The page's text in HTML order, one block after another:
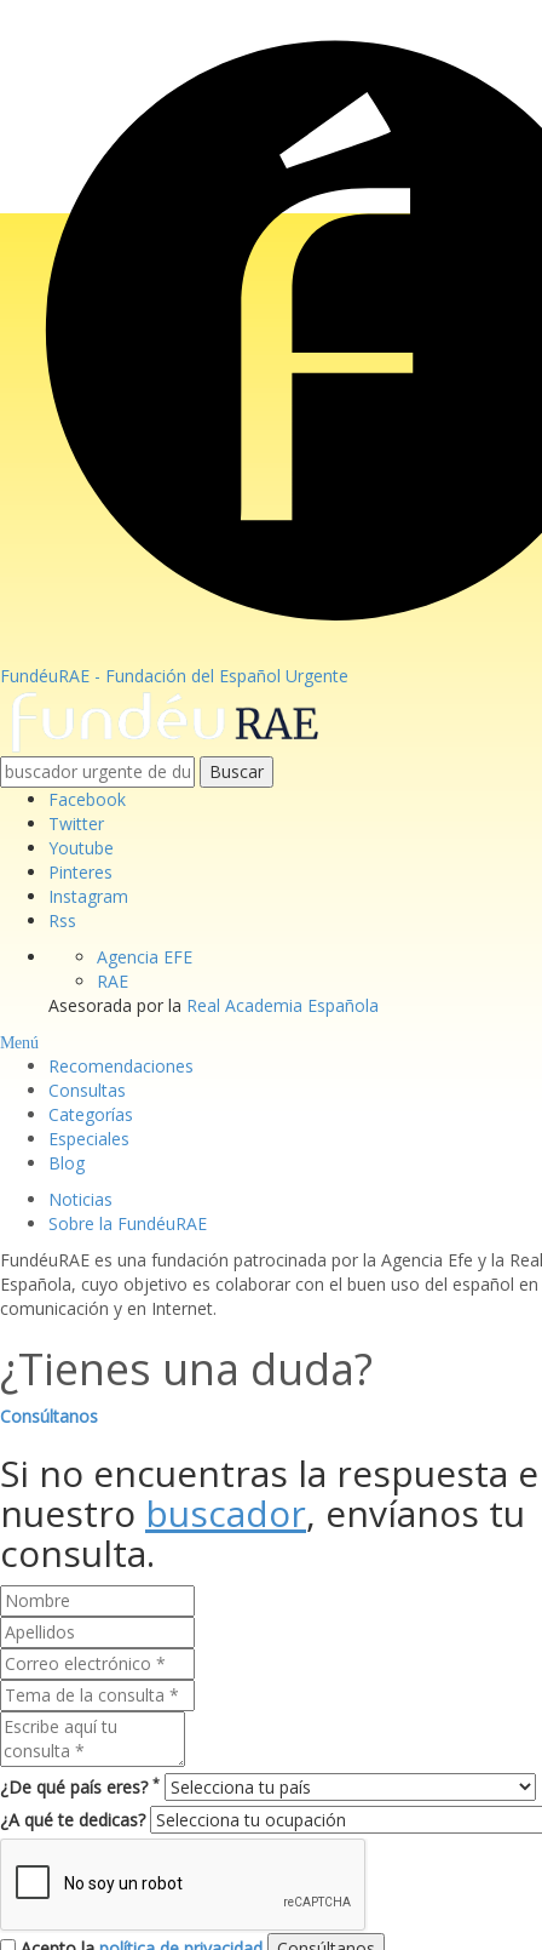
FundéuRAE - Fundación del Español Urgente
Buscar
Facebook
Twitter
Youtube
Pinteres
Instagram
Rss
Agencia EFE
RAE
Asesorada por la Real Academia Española
Menú
Recomendaciones
Consultas
Categorías
Especiales
Blog
Noticias
Sobre la FundéuRAE
FundéuRAE es una fundación patrocinada por la Agencia Efe y la
Española, cuyo objetivo es colaborar con el buen uso del español
comunicación y en Internet.
¿Tienes una duda?
Consúltanos
Si no encuentras la respuesta
nuestro buscador, envíanos tu
consulta.
¿De qué país eres? *
¿A qué te dedicas?